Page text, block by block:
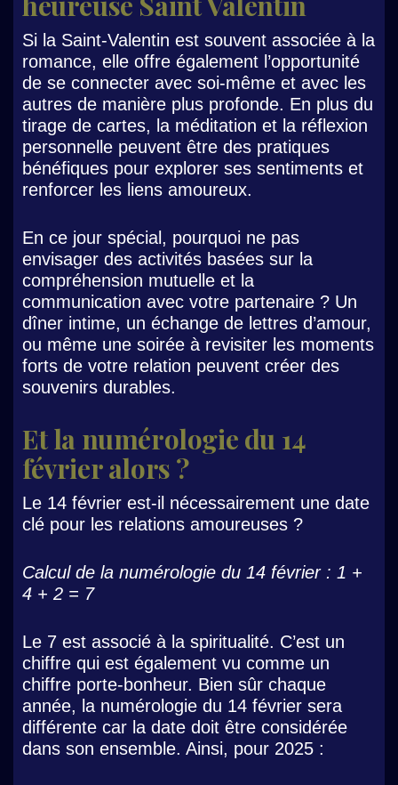
Si la Saint-Valentin est souvent associée à la
romance, elle offre également l’opportunité
de se connecter avec soi-même et avec les
autres de manière plus profonde. En plus du
tirage de cartes, la méditation et la réflexion
personnelle peuvent être des pratiques
bénéfiques pour explorer ses sentiments et
renforcer les liens amoureux.
En ce jour spécial, pourquoi ne pas
envisager des activités basées sur la
compréhension mutuelle et la
communication avec votre partenaire ? Un
dîner intime, un échange de lettres d’amour,
ou même une soirée à revisiter les moments
forts de votre relation peuvent créer des
souvenirs durables.
Et la numérologie du 14
février alors ?
Le 14 février est-il nécessairement une date
clé pour les relations amoureuses ?
Calcul de la numérologie du 14 février : 1 +
4 + 2 = 7
Le 7 est associé à la spiritualité. C’est un
chiffre qui est également vu comme un
chiffre porte-bonheur. Bien sûr chaque
année, la numérologie du 14 février sera
différente car la date doit être considérée
dans son ensemble. Ainsi, pour 2025 :